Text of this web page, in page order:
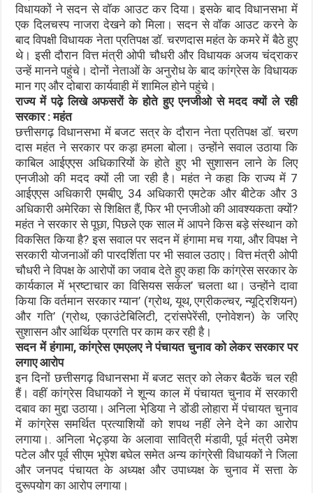
विधायकों ने सदन से वॉक आउट कर दिया। इसके बाद विधानसभा में
एक दिलचस्प नाजरा देखने को मिला। सदन से वॉक आउट करने के
बाद विपक्षी विधायक नेता प्रतिपक्ष डॉ. चरणदास महंत के कमरे में बैठे हुए
थे। इसी दौरान वित्त मंत्री ओपी चौधरी और विधायक अजय चंद्राकर
उन्हें मानने पहुंचे। दोनों नेताओं के अनुरोध के बाद कांग्रेस के विधायक
मान गए और दोबारा कार्यवाही में शामिल होने पहुंचे।
राज्य में पढ़े लिखे अफसरों के होते हुए एनजीओ से मदद क्यों ले रही
सरकार : महंत
छत्तीसगढ़ विधानसभा में बजट सत्र के दौरान नेता प्रतिपक्ष डॉ. चरण
दास महंत ने सरकार पर कड़ा हमला बोला। उन्होंने सवाल उठाया कि
काबिल आईएएस अधिकारियों के होते हुए भी सुशासन लाने के लिए
एनजीओ की मदद क्यों ली जा रही है। महंत ने कहा कि राज्य में 7
आईएएस अधिकारी एमबीए, 34 अधिकारी एमटेक और बीटेक और 3
अधिकारी अमेरिका से शिक्षित हैं, फिर भी एनजीओ की आवश्यकता क्यों?
महंत ने सरकार से पूछा, पिछले एक साल में आपने किस बड़े संस्थान को
विकसित किया है? इस सवाल पर सदन में हंगामा मच गया, और विपक्ष ने
सरकारी योजनाओं की पारदर्शिता पर भी सवाल उठाए। वित्त मंत्री ओपी
चौधरी ने विपक्ष के आरोपों का जवाब देते हुए कहा कि कांग्रेस सरकार के
कार्यकाल में भ्रष्टाचार का विसियस सर्कल’ चलता था। उन्होंने दावा
किया कि वर्तमान सरकार ग्यान’ (ग्रोथ, यूथ, एग्रीकल्चर, न्यूट्रिशियन)
और गति’ (ग्रोथ, एकाउंटेबिलिटी, ट्रांसपेरेंसी, एनोवेशन) के जरिए
सुशासन और आर्थिक प्रगति पर काम कर रही है।
सदन में हंगामा, कांग्रेस एमएलए ने पंचायत चुनाव को लेकर सरकार पर
लगाए आरोप
इन दिनों छत्तीसगढ़ विधानसभा में बजट सत्र को लेकर बैठकें चल रही
हैं। वहीं कांग्रेस विधायकों ने शून्य काल में पंचायत चुनाव में सरकारी
दबाव का मुद्दा उठाया। अनिला भेडि़या ने डोंडी लोहारा में पंचायत चुनाव
में कांग्रेस समर्थित प्रत्याशियों को शपथ नहीं लेने देने का आरोप
लगाया।. अनिला भेçड़या के अलावा सावित्री मंडावी, पूर्व मंत्री उमेश
पटेल और पूर्व सीएम भूपेश बघेल समेत अन्य कांग्रेसी विधायकों ने जिला
और जनपद पंचायत के अध्यक्ष और उपाध्यक्ष के चुनाव में सत्ता के
दुरूपयोग का आरोप लगाया।